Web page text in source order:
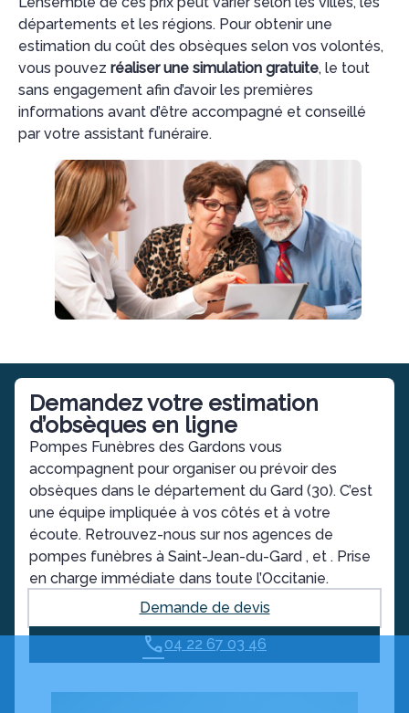
départements et les régions. Pour obtenir une
estimation du coût des obsèques selon vos volontés,
vous pouvez réaliser une simulation gratuite, le tout
sans engagement afin d’avoir les premières
informations avant d’être accompagné et conseillé
par votre assistant funéraire.
Demandez votre estimation
d’obsèques en ligne
Pompes Funèbres des Gardons vous
accompagnent pour organiser ou prévoir des
obsèques dans le département du Gard (30). C’est
une équipe impliquée à vos côtés et à votre
écoute. Retrouvez-nous sur nos agences de
pompes funèbres à Saint-Jean-du-Gard , et . Prise
en charge immédiate dans toute l’Occitanie.
Demande de devis
04 22 67 03 46